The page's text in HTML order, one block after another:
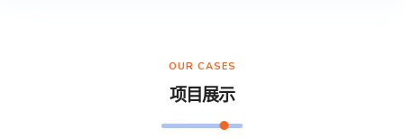
OUR CASES
项目展示